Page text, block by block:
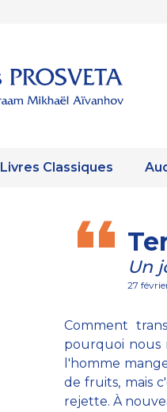
Livres Classiques
Un
27
Comment
pourquoi nous
l'homme
de fruits, mais
rejette. À